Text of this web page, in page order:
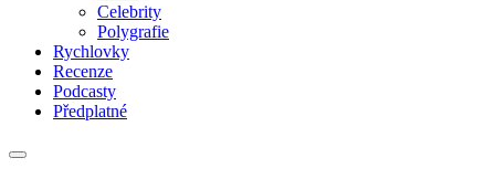
Celebrity
Polygrafie
Rychlovky
Recenze
Podcasty
Předplatné